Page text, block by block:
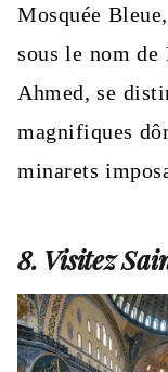
Mosquée
sous le nom de
Ahmed, se
magnifiques
minarets
8. Visitez